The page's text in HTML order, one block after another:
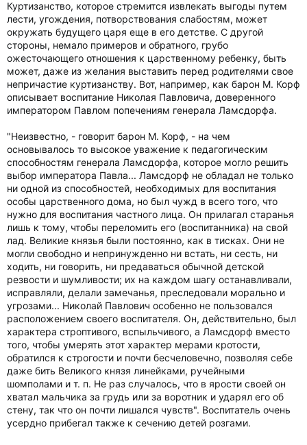
Куртизанство, которое стремится извлекать выгоды путем
лести, угождения, потворствования слабостям, может
окружать будущего царя еще в его детстве. С другой
стороны, немало примеров и обратного, грубо
ожесточающего отношения к царственному ребенку, быть
может, даже из желания выставить перед родителями свое
непричастие куртизанству. Вот, например, как барон М. Корф
описывает воспитание Николая Павловича, доверенного
императором Павлом попечениям генерала Ламсдорфа.
"Неизвестно, - говорит барон М. Корф, - на чем
основывалось то высокое уважение к педагогическим
способностям генерала Ламсдорфа, которое могло решить
выбор императора Павла... Ламсдорф не обладал не только
ни одной из способностей, необходимых для воспитания
особы царственного дома, но был чужд в всего того, что
нужно для воспитания частного лица. Он прилагал старанья
лишь к тому, чтобы переломить его (воспитанника) на свой
лад. Великие князья были постоянно, как в тисках. Они не
могли свободно и непринужденно ни встать, ни сесть, ни
ходить, ни говорить, ни предаваться обычной детской
резвости и шумливости; их на каждом шагу останавливали,
исправляли, делали замечанья, преследовали морально и
угрозами... Николай Павлович особенно не пользовался
расположением своего воспитателя. Он, действительно, был
характера строптивого, вспыльчивого, а Ламсдорф вместо
того, чтобы умерять этот характер мерами кротости,
обратился к строгости и почти бесчеловечно, позволяя себе
даже бить Великого князя линейками, ручейными
шомполами и т. п. Не раз случалось, что в ярости своей он
хватал мальчика за грудь или за воротник и ударял его об
стену, так что он почти лишался чувств". Воспитатель очень
усердно прибегал также к сечению детей розгами.